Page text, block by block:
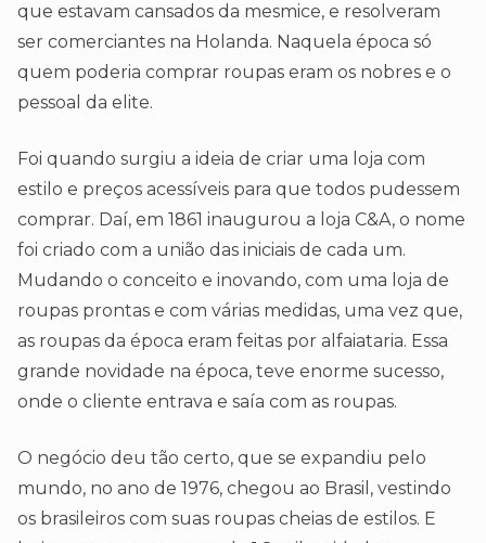
que estavam cansados da mesmice, e resolveram
ser comerciantes na Holanda. Naquela época só
quem poderia comprar roupas eram os nobres e o
pessoal da elite.
Foi quando surgiu a ideia de criar uma loja com
estilo e preços acessíveis para que todos pudessem
comprar. Daí, em 1861 inaugurou a loja C&A, o nome
foi criado com a união das iniciais de cada um.
Mudando o conceito e inovando, com uma loja de
roupas prontas e com várias medidas, uma vez que,
as roupas da época eram feitas por alfaiataria. Essa
grande novidade na época, teve enorme sucesso,
onde o cliente entrava e saía com as roupas.
O negócio deu tão certo, que se expandiu pelo
mundo, no ano de 1976, chegou ao Brasil, vestindo
os brasileiros com suas roupas cheias de estilos. E